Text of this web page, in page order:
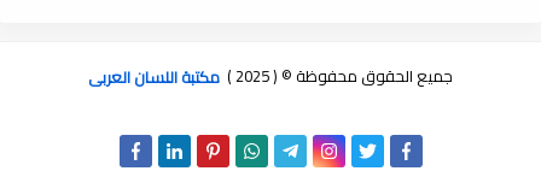
جميع الحقوق محفوظة © ( 2025 ) مكتبة اللسان العربى